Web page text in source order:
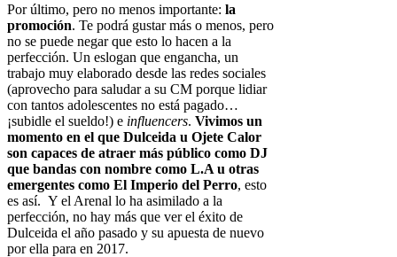
Por último, pero no menos importante: la
promoción. Te podrá gustar más o menos, pero
no se puede negar que esto lo hacen a la
perfección. Un eslogan que engancha, un
trabajo muy elaborado desde las redes sociales
(aprovecho para saludar a su CM porque lidiar
con tantos adolescentes no está pagado…
¡subidle el sueldo!) e influencers. Vivimos un
momento en el que Dulceida u Ojete Calor
son capaces de atraer más público como DJ
que bandas con nombre como L.A u otras
emergentes como El Imperio del Perro, esto
es así. Y el Arenal lo ha asimilado a la
perfección, no hay más que ver el éxito de
Dulceida el año pasado y su apuesta de nuevo
por ella para en 2017.